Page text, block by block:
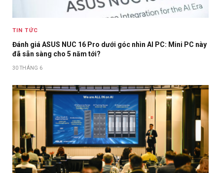
TIN TỨC
Đánh giá ASUS NUC 16 Pro dưới góc nhìn AI PC: Mini PC này
đã sẵn sàng cho 5 năm tới?
30 THÁNG 6